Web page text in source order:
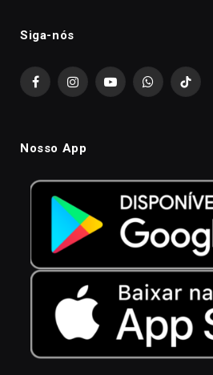
Siga-nós
FacebookInstagramYouTubeWhatsAppTikTok
Nosso App